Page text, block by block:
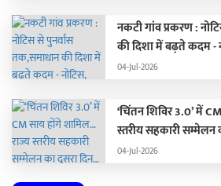
नकटी गांव प्रकरण :
की दिशा में बढ़ते कदम -
और राजनीति का सच
04-Jul-2026
‘चिंतन शिविर 3.0’ में
स्तरीय सहकारी
ईको ट्रेल 2026 आज से
04-Jul-2026